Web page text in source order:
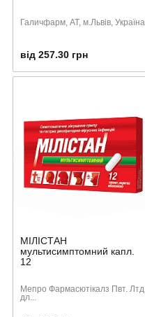
Галичфарм, АТ, м.Львів, Україна
від 257.30 грн
МІЛІСТАН
мультисимптомний капл.
12
Мепро Фармасютікалз Пвт. Лтд.
дл...